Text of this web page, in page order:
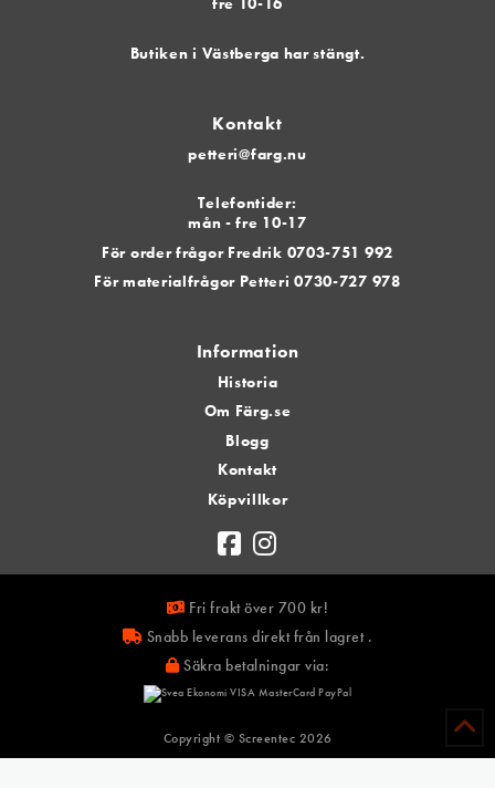
Butiken i Västberga har stängt.
Kontakt
petteri@farg.nu
Telefontider:
mån - fre 10-17
För order frågor Fredrik 0703-751 992
För materialfrågor Petteri 0730-727 978
Information
Historia
Om Färg.se
Blogg
Kontakt
Köpvillkor
Fri frakt över 700 kr!
Snabb leverans direkt från lagret .
Säkra betalningar via:
Copyright © Screentec 2026